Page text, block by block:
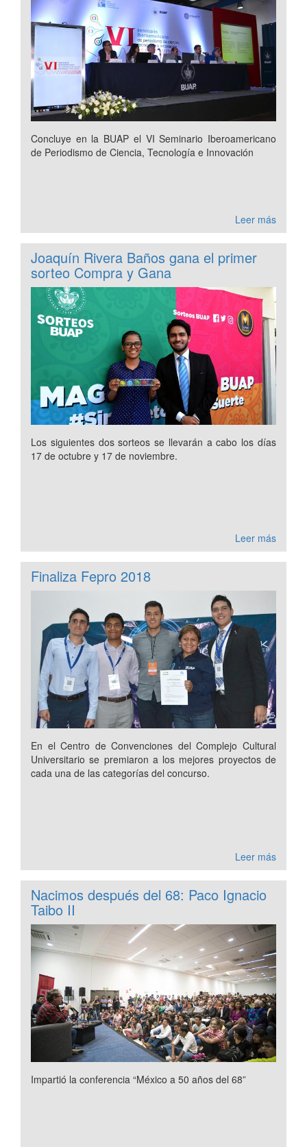
Concluye en la BUAP el VI Seminario Iberoamericano
de Periodismo de Ciencia, Tecnología e Innovación
Leer más
Joaquín Rivera Baños gana el primer
sorteo Compra y Gana
Los siguientes dos sorteos se llevarán a cabo los días
17 de octubre y 17 de noviembre.
Leer más
Finaliza Fepro 2018
En el Centro de Convenciones del Complejo Cultural
Universitario se premiaron a los mejores proyectos de
cada una de las categorías del concurso.
Leer más
Nacimos después del 68: Paco Ignacio
Taibo II
Impartió la conferencia “México a 50 años del 68”